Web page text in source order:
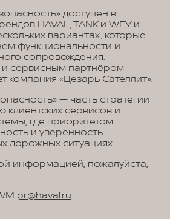
доступен в
HAVAL, TANK и WEY и
вариантах, которые
функциональности и
сопровождения.
и сервисным партнёром
компания «Цезарь Сателлит».
— часть стратегии
клиентских сервисов и
где приоритетом
и уверенность
дорожных ситуациях.
информацией, пожалуйста,
pr@haval.ru